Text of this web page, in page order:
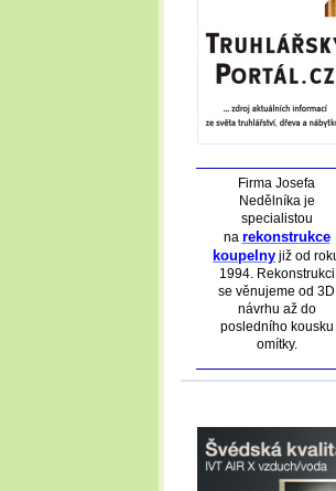
Firma Josefa
Nedělníka je
specialistou
na rekonstrukce
koupelny již od
1994. Rekonstrukci
se věnujeme od 3D
návrhu až do
posledního kousku
omítky.